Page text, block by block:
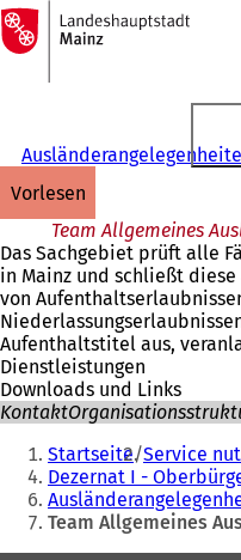
Inhalt anspringen
Zur
Startseite
vorlesen
Team Allgemeines
Das Sachgebiet prüft alle
in Mainz und schließt
von
Aufenthaltstitel aus,
Dienstleistungen
Downloads und Links
Kontakt
Sie
befinden
sich
hier:
Startseite Service
Dezernat I -
Team Allgemeines